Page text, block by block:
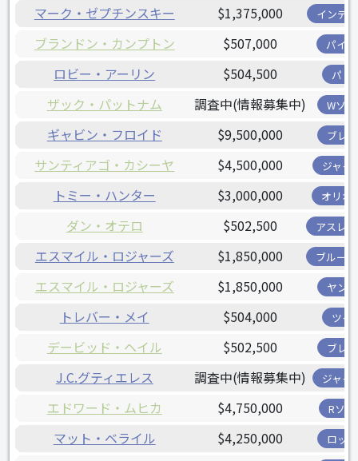
マーク・ゼプチンスキー $1,375,000 インデ
ブランドン・カンプトン $507,000 パイ
ロビー・アーリン $504,500 パド
ザック・パットナム 調査中(情報募集中) Wソ
ギャビン・フロイド $9,500,000 ブレ
サンティアゴ・カシーヤ $4,500,000 ジャイ
トミー・ハンター $3,000,000 オリオ
ダン・オテロ $502,500 アスレ
エスマイル・ロジャーズ $1,850,000 ブルー
エスマイル・ロジャーズ $1,850,000 ヤン
トレバー・メイ $504,000 ツイ
デービッド・ヘイル $502,500 ブレ
J.C.グティエレス 調査中(情報募集中) ジャイ
エドワード・ムヒカ $4,750,000 Rソ
マット・ベライル $4,250,000 ロッ